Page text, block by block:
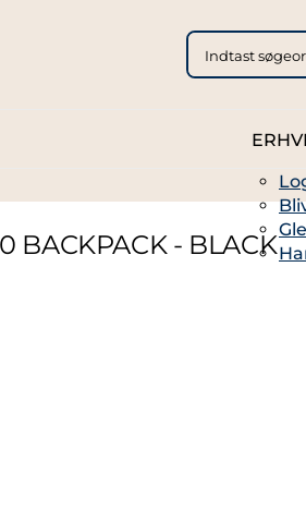
BACKPACK - BLACK